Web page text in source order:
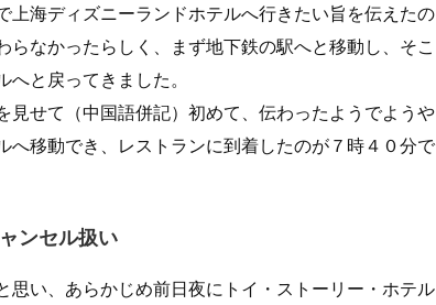
上海ディズニーランドホテルへ行きたい旨を伝えたの
らなかったらしく、まず地下鉄の駅へと移動し、そこ
と戻ってきました。
見せて（中国語併記）初めて、伝わったようでようや
へ移動でき、レストランに到着したのが７時４０分で
ンセル扱い
思い、あらかじめ前日夜にトイ・ストーリー・ホテル